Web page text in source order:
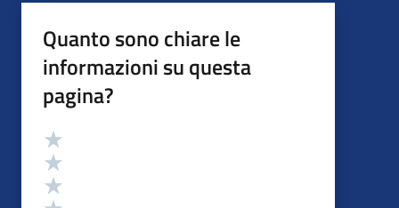
Quanto sono chiare le
informazioni su questa
pagina?
Valutazione